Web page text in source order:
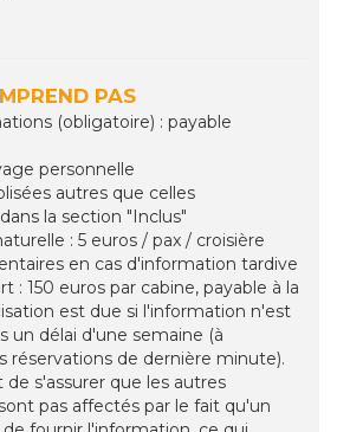
PAS
(obligatoire) : payable
personnelle
autres que celles
la section "Inclus"
: 5 euros / pax / croisière
en cas d'information tardive
: 150 euros par cabine, payable à la
est due si l'information n'est
un délai d'une semaine (à
réservations de dernière minute).
de s'assurer que les autres
pas affectés par le fait qu'un